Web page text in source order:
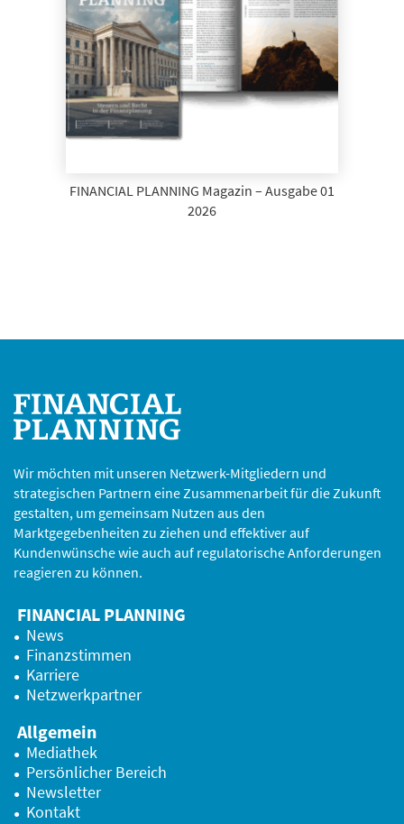
FINANCIAL PLANNING Magazin – Ausgabe 01
2026
Wir möchten mit unseren Netzwerk-Mitgliedern und
strategischen Partnern eine Zusammenarbeit für die Zukunft
gestalten, um gemeinsam Nutzen aus den
Marktgegebenheiten zu ziehen und effektiver auf
Kundenwünsche wie auch auf regulatorische Anforderungen
reagieren zu können.
FINANCIAL PLANNING
News
Finanzstimmen
Karriere
Netzwerkpartner
Allgemein
Mediathek
Persönlicher Bereich
Newsletter
Kontakt